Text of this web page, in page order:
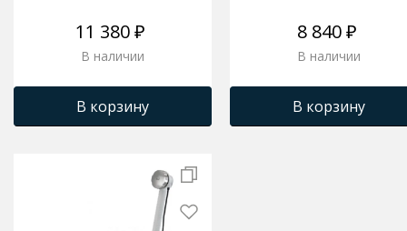
11 380 ₽
В наличии
В корзину
8 840 ₽
В наличии
В корзину